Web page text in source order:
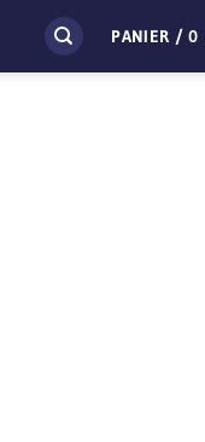
PANIER /0